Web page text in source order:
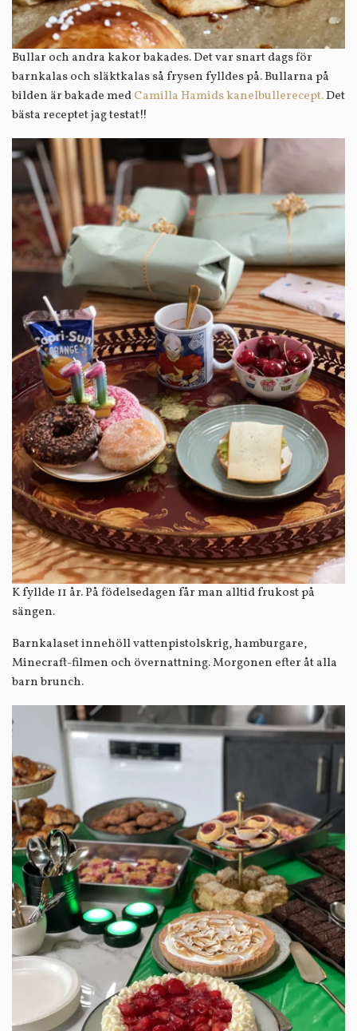
Bullar och andra kakor bakades. Det var snart dags för
barnkalas och släktkalas så frysen fylldes på. Bullarna på
bilden är bakade medCamilla Hamids kanelbullerecept.Det
bästa receptet jag testat!!
K fyllde 11 år. På födelsedagen får man alltid frukost på
sängen.
Barnkalaset innehöll vattenpistolskrig, hamburgare,
Minecraft-filmen och övernattning. Morgonen efter åt alla
barn brunch.